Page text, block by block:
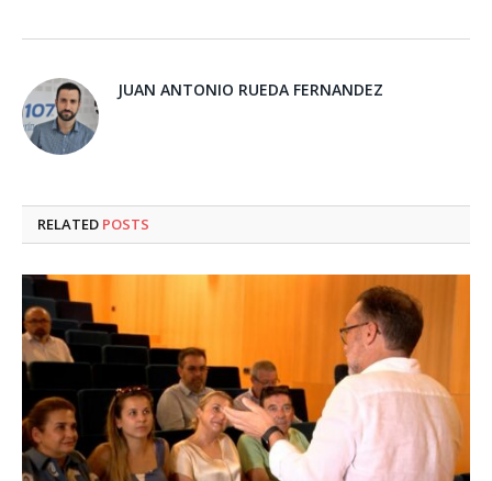
JUAN ANTONIO RUEDA FERNANDEZ
RELATED POSTS